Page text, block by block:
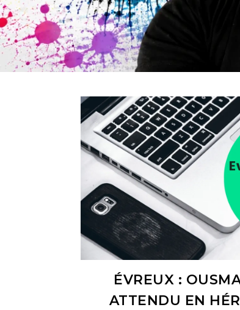
ÉVREUX :
ATTENDU EN